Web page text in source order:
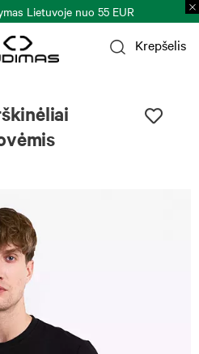
Lietuvoje nuo 55 EUR
Krepšelis